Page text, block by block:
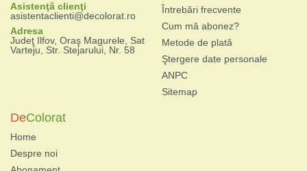
Asistenţă clienţi
asistentaclienti@decolorat.ro
Adresa
Judeţ Ilfov, Oraş Magurele, Sat
Varteju, Str. Stejarului, Nr. 58
Întrebări frecvente
Cum mă abonez?
Metode de plată
Ştergere date personale
ANPC
Sitemap
DeColorat
Home
Despre noi